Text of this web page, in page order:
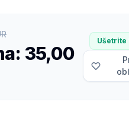
35,00
Ušetrite